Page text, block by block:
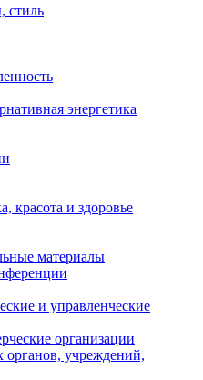
стиль
энергетика
красота и здоровье
материалы
и управленческие
организации
органов, учреждений,